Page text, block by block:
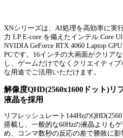
XNシリーズは、AI処理を高効率に実
力 LP E-core を備えたインテル Core
NVIDIA GeForce RTX 4060 Laptop
PCです。16インチの大画面がクリア
し、ゲームだけでなくクリエイティ
な用途でご活用いただけます。
解像度QHD(2560x1600ドット)リ
液晶を採用
リフレッシュレート144Hzの
搭載し、一般的な60Hzの液晶よりも
め、コンマ数秒の反応の差で勝敗に